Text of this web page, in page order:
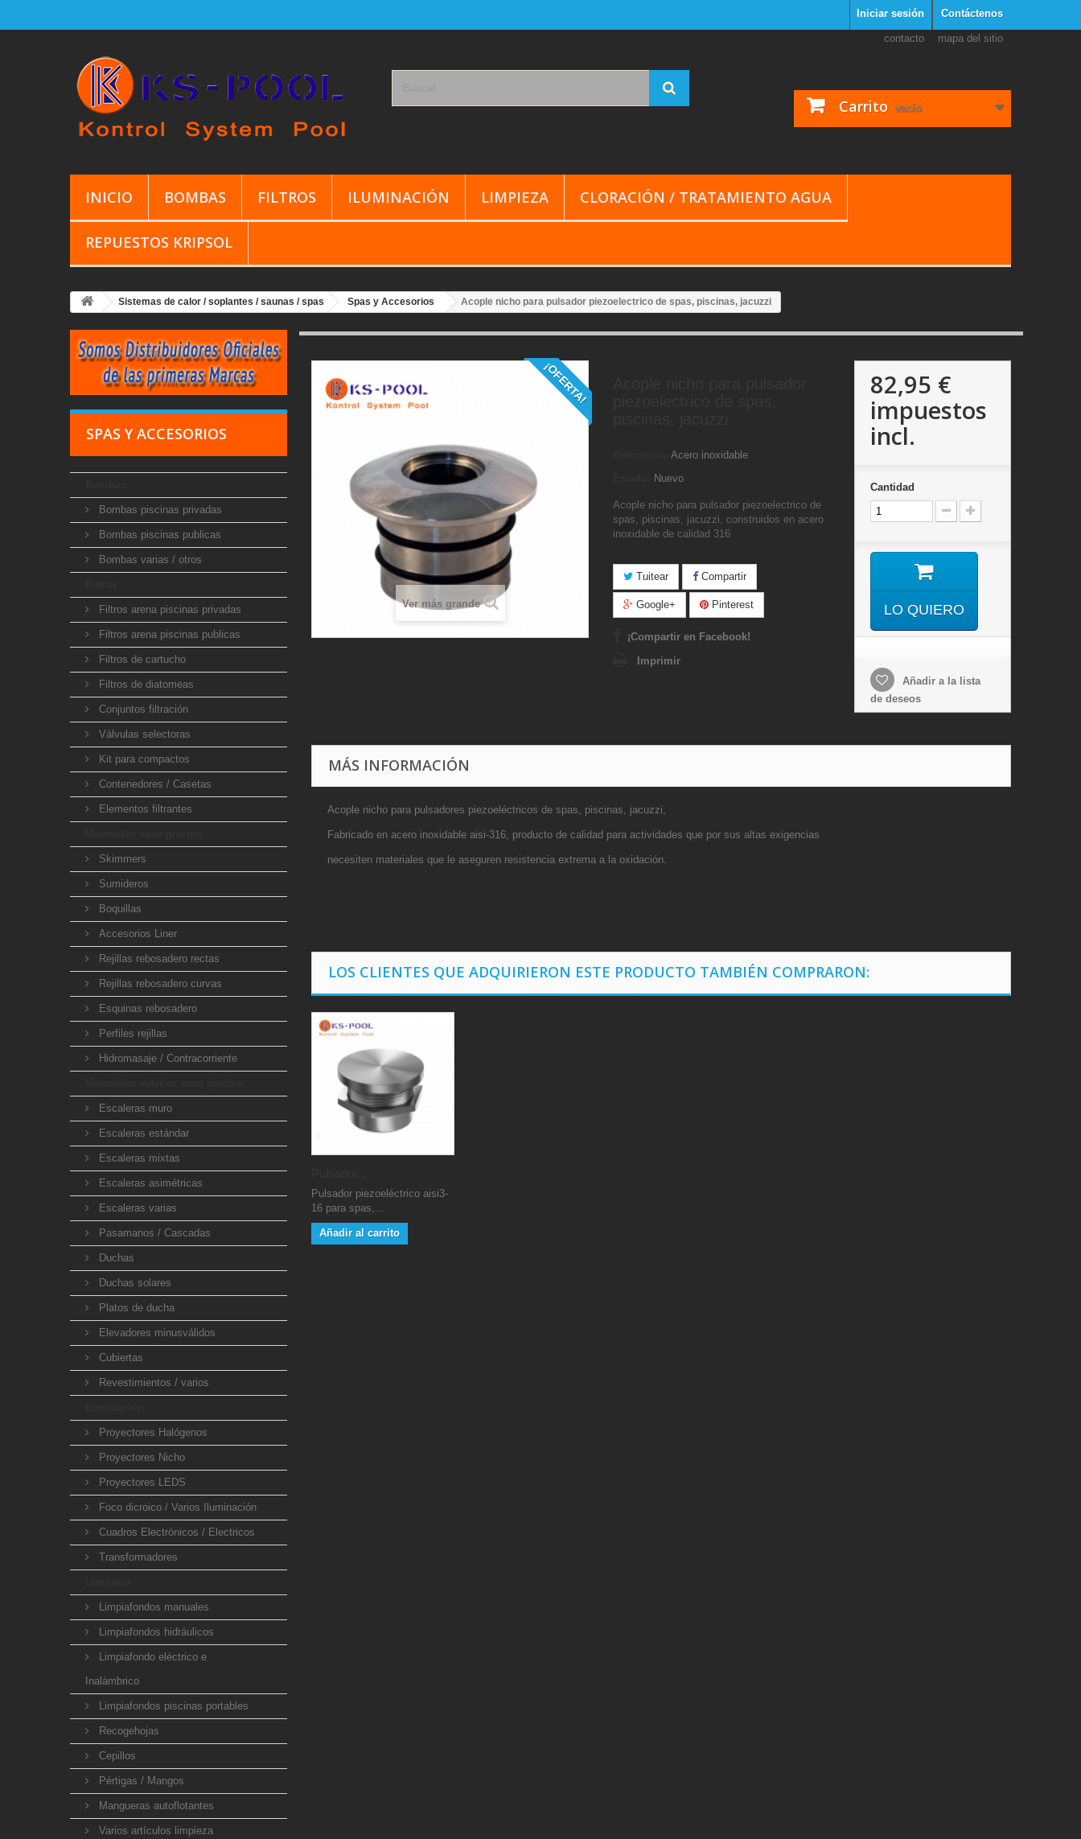
Contáctenos
Iniciar sesión
contacto mapa del sitio
Carrito vacío
INICIO BOMBAS FILTROS ILUMINACIÓN LIMPIEZA CLORACIÓN / TRATAMIENTO AGUA
REPUESTOS KRIPSOL
Sistemas de calor / soplantes / saunas / spas Spas y Accesorios Acople nicho para pulsador piezoelectrico de spas, piscinas, jacuzzi
SPAS Y ACCESORIOS
Bombas piscinas privadas
Bombas piscinas publicas
Bombas varias / otros
Filtros arena piscinas privadas
Filtros arena piscinas publicas
Filtros de cartucho
Filtros de diatomeas
Conjuntos filtración
Válvulas selectoras
Kit para compactos
Contenedores / Casetas
Elementos filtrantes
Skimmers
Sumideros
Boquillas
Accesorios Liner
Rejillas rebosadero rectas
Rejillas rebosadero curvas
Esquinas rebosadero
Perfiles rejillas
Hidromasaje / Contracorriente
Escaleras muro
Escaleras estándar
Escaleras mixtas
Escaleras asimétricas
Escaleras varias
Pasamanos / Cascadas
Duchas
Duchas solares
Platos de ducha
Elevadores minusválidos
Cubiertas
Revestimientos / varios
Proyectores Halógenos
Proyectores Nicho
Proyectores LEDS
Foco dicroico / Varios Iluminación
Cuadros Electrónicos / Electricos
Transformadores
Limpiafondos manuales
Limpiafondos hidráulicos
Limpiafondo eléctrico e
Inalámbrico
Limpiafondos piscinas portables
Recogehojas
Cepillos
Pértigas / Mangos
Mangueras autoflotantes
Varios artículos limpieza
¡OFERTA!
Ver más grande
Acero inoxidable
Nuevo
Acople nicho para pulsador piezoelectrico de
spas, piscinas, jacuzzi, construidos en acero
inoxidable de calidad 316
Tuitear Compartir
Google+ Pinterest
¡Compartir en Facebook!
Imprimir
82,95 €
impuestos
incl.
Cantidad
LO QUIERO
Añadir a la lista
de deseos
MÁS INFORMACIÓN
Acople nicho para pulsadores piezoeléctricos de spas, piscinas, jacuzzi,
Fabricado en acero inoxidable aisi-316, producto de calidad para actividades que por sus altas exigencias
necesiten materiales que le aseguren resistencia extrema a la oxidación.
LOS CLIENTES QUE ADQUIRIERON ESTE PRODUCTO TAMBIÉN COMPRARON:
Pulsador piezoeléctrico aisi3-
16 para spas,...
Añadir al carrito